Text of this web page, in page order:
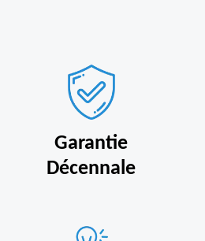
Garantie
Décennale